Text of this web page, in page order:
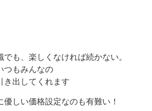
も、楽しくなければ続かない。
つもみんなの
き出してくれます
しい価格設定なのも有難い！